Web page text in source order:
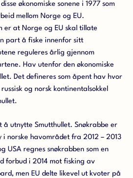
økonomiske sonene i 1977 som
mellom Norge og EU.
er at Norge og EU skal tillate
part å fiske innenfor sitt
reguleres årlig gjennom
Hav utenfor den økonomiske
Det defineres som åpent hav hvor
og norsk kontinentalsokkel
å utnytte Smutthullet. Snøkrabbe er
norske havområdet fra 2012 – 2013
USA regnes snøkrabben som en
forbud i 2014 mot fisking av
men EU delte likevel ut kvoter på